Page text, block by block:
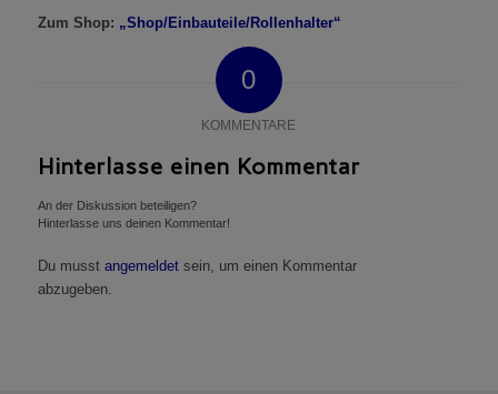
Zum Shop: „Shop/Einbauteile/Rollenhalter“
0
KOMMENTARE
Hinterlasse einen Kommentar
An der Diskussion beteiligen?
Hinterlasse uns deinen Kommentar!
Du musst angemeldetsein, um einen Kommentar
abzugeben.